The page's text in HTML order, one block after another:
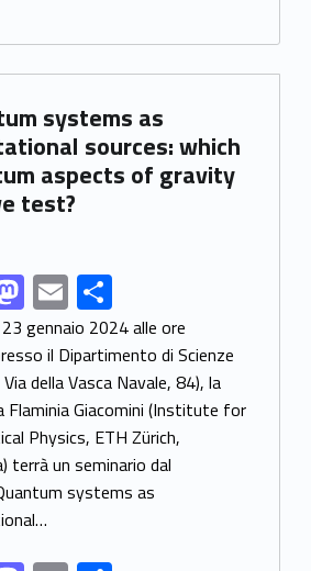
as
to
d
o
n
m
ai
l
ar
e
systems as
sources: which
aspects of gravity
test?
M
as
to
d
o
n
E
m
ai
l
S
h
ar
e
gennaio 2024 alle ore
il Dipartimento di Scienze
della Vasca Navale, 84), la
Giacomini (Institute for
Physics, ETH Zürich,
terrà un seminario dal
systems as